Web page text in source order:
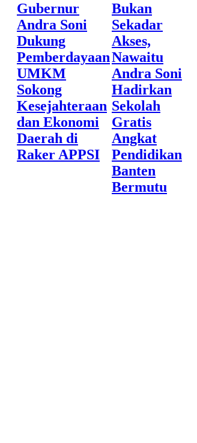
Gubernur
Andra Soni
Dukung
Pemberdayaan
UMKM
Sokong
Kesejahteraan
dan Ekonomi
Daerah di
Raker APPSI
Bukan
Sekadar
Akses,
Nawaitu
Andra Soni
Hadirkan
Sekolah
Gratis
Angkat
Pendidikan
Banten
Bermutu